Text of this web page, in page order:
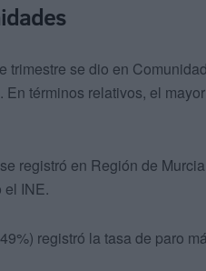
trimestre se dio en
términos relativos, el
registró en Región de
el INE.
registró la tasa de paro